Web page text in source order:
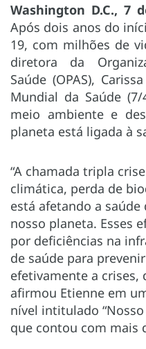
Washington D.C., 7
Após dois anos do
19, com milhões de
diretora da
Saúde (OPAS),
Mundial da Saúde
meio ambiente e
planeta está ligada à
“A chamada tripla
climática, perda de
está afetando a saúde
nosso planeta. Esses
por deficiências na
de saúde para
efetivamente a crises,
afirmou Etienne em
nível intitulado
que contou com mais